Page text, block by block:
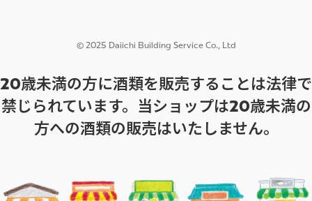
員に事前に通知することなく、一時的に当サイ
(a) 当サイトのシステムの保守を定期的に又は
緊急に行う場合
(b) 火災、停電等により当サイトの提供ができ
なくなった場合
(d) 戦争、動乱、暴動、騒乱、労働争議等によ
り当サイトの提供ができなくなった場合
© 2025 Daiichi Building Service Co., Ltd
20歳未満の方に酒類を販売することは法律で
禁じられています。当ショップは20歳未満の
方への酒類の販売はいたしません。